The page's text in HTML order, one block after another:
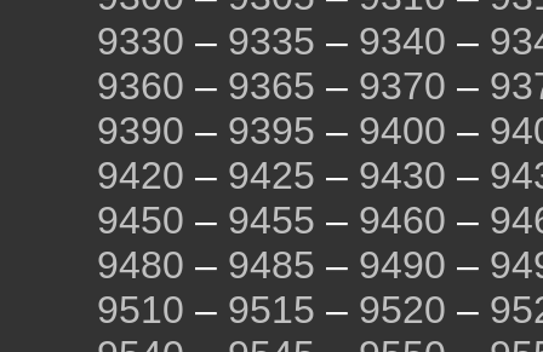
9330 – 9335 – 9340 –
9360 – 9365 – 9370 –
9390 – 9395 – 9400 –
9420 – 9425 – 9430 –
9450 – 9455 – 9460 –
9480 – 9485 – 9490 –
9510 – 9515 – 9520 –